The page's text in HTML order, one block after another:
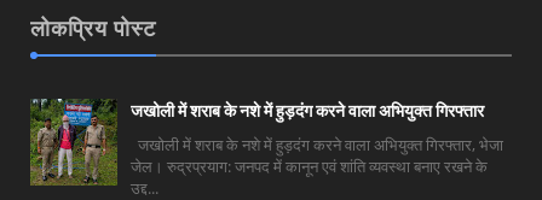
लोकप्रिय पोस्ट
जखोली में शराब के नशे में हुड़दंग करने वाला अभियुक्त गिरफ्तार
जखोली में शराब के नशे में हुड़दंग करने वाला अभियुक्त गिरफ्तार, भेजा
जेल। रुद्रप्रयाग: जनपद में कानून एवं शांति व्यवस्था बनाए रखने के
उद्द...